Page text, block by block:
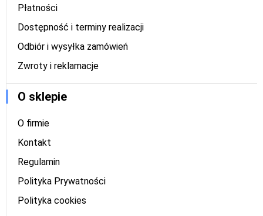
Płatności
Dostępność i terminy realizacji
Odbiór i wysyłka zamówień
Zwroty i reklamacje
O sklepie
O firmie
Kontakt
Regulamin
Polityka Prywatności
Polityka cookies